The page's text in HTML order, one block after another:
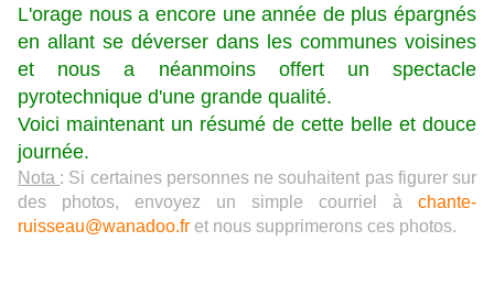
L'orage nous a encore une année de plus épargnés
en allant se déverser dans les communes voisines
et nous a néanmoins offert un spectacle
pyrotechnique d'une grande qualité.
Voici maintenant un résumé de cette belle et douce
journée.
Nota : Si certaines personnes ne souhaitent pas figurer sur
des photos, envoyez un simple courriel à chante-
ruisseau@wanadoo.fr et nous supprimerons ces photos.